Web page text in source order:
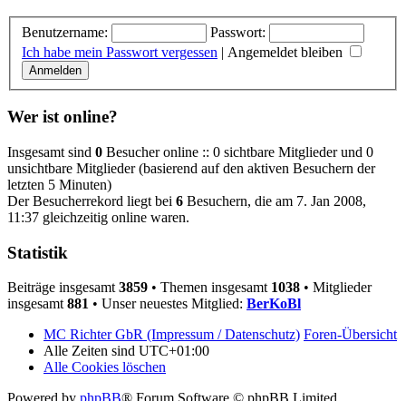
Benutzername:
Passwort:
Ich habe mein Passwort vergessen | Angemeldet bleiben
Wer ist online?
Insgesamt sind 0 Besucher online :: 0 sichtbare Mitglieder und 0
unsichtbare Mitglieder (basierend auf den aktiven Besuchern der
letzten 5 Minuten)
Der Besucherrekord liegt bei 6 Besuchern, die am 7. Jan 2008,
11:37 gleichzeitig online waren.
Statistik
Beiträge insgesamt 3859 • Themen insgesamt 1038 • Mitglieder
insgesamt 881 • Unser neuestes Mitglied: BerKoBl
MC Richter GbR (Impressum / Datenschutz) Foren-Übersicht
Alle Zeiten sind UTC+01:00
Alle Cookies löschen